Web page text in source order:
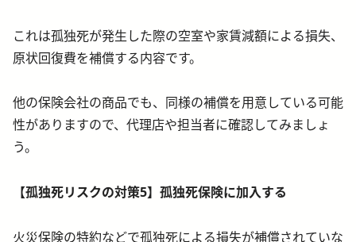
これは孤独死が発生した際の空室や家賃減額による損失、
原状回復費を補償する内容です。
他の保険会社の商品でも、同様の補償を用意している可能
性がありますので、代理店や担当者に確認してみましょ
う。
【孤独死リスクの対策5】孤独死保険に加入する
火災保険の特約などで孤独死による損失が補償されていな